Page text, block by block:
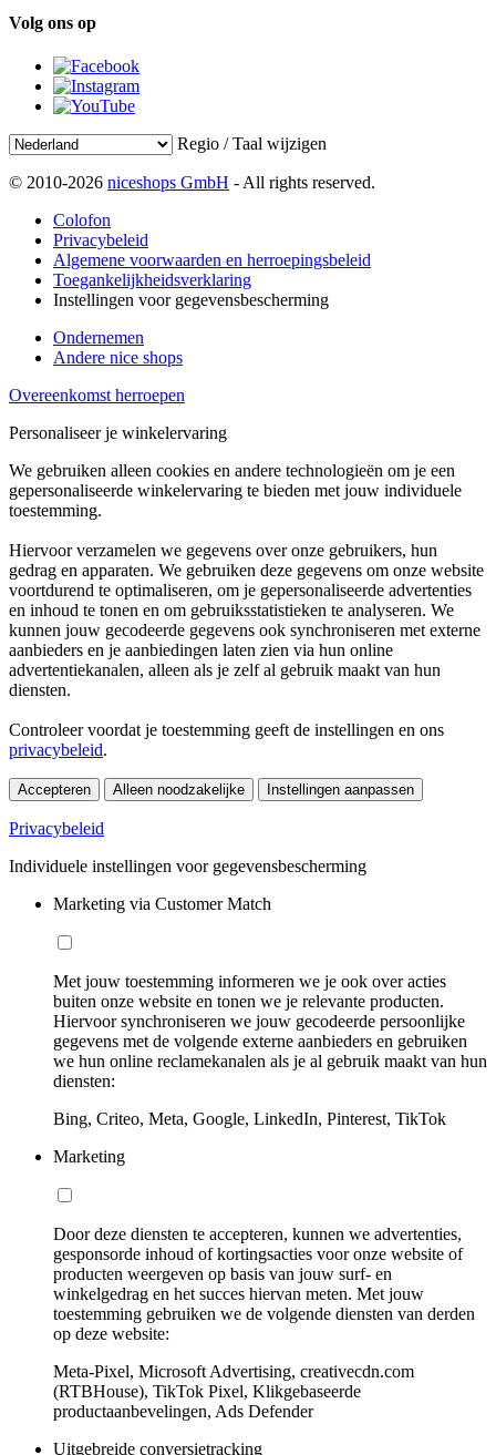
Volg ons op
Regio / Taal wijzigen
© 2010-2026 niceshops GmbH - All rights reserved.
Colofon
Privacybeleid
Algemene voorwaarden en herroepingsbeleid
Toegankelijkheidsverklaring
Instellingen voor gegevensbescherming
Ondernemen
Andere nice shops
Overeenkomst herroepen
Personaliseer je winkelervaring
We gebruiken alleen cookies en andere technologieën om je een
gepersonaliseerde winkelervaring te bieden met jouw individuele
toestemming.
Hiervoor verzamelen we gegevens over onze gebruikers, hun
gedrag en apparaten. We gebruiken deze gegevens om onze website
voortdurend te optimaliseren, om je gepersonaliseerde advertenties
en inhoud te tonen en om gebruiksstatistieken te analyseren. We
kunnen jouw gecodeerde gegevens ook synchroniseren met externe
aanbieders en je aanbiedingen laten zien via hun online
advertentiekanalen, alleen als je zelf al gebruik maakt van hun
diensten.
Controleer voordat je toestemming geeft de instellingen en ons
privacybeleid.
Accepteren Alleen noodzakelijke Instellingen aanpassen
Privacybeleid
Individuele instellingen voor gegevensbescherming
Marketing via Customer Match
Met jouw toestemming informeren we je ook over acties
buiten onze website en tonen we je relevante producten.
Hiervoor synchroniseren we jouw gecodeerde persoonlijke
gegevens met de volgende externe aanbieders en gebruiken
we hun online reclamekanalen als je al gebruik maakt van hun
diensten:
Bing, Criteo, Meta, Google, LinkedIn, Pinterest, TikTok
Marketing
Door deze diensten te accepteren, kunnen we advertenties,
gesponsorde inhoud of kortingsacties voor onze website of
producten weergeven op basis van jouw surf- en
winkelgedrag en het succes hiervan meten. Met jouw
toestemming gebruiken we de volgende diensten van derden
op deze website:
Meta-Pixel, Microsoft Advertising, creativecdn.com
(RTBHouse), TikTok Pixel, Klikgebaseerde
productaanbevelingen, Ads Defender
Uitgebreide conversietracking